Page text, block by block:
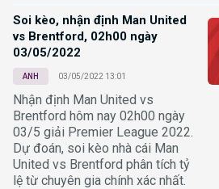
Soi kèo, nhận định Man United
vs Brentford, 02h00 ngày
03/05/2022
ANH 03/05/2022 13:01
Nhận định Man United vs
Brentford hôm nay 02h00 ngày
03/5 giải Premier League 2022.
Dự đoán, soi kèo nhà cái Man
United vs Brentford phân tích tỷ
lệ từ chuyên gia chính xác nhất.